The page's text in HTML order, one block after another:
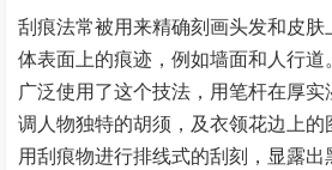
刮痕法常被用来精确刻画头发和皮
体表面上的痕迹，例如墙面和人行
广泛使用了这个技法，用笔杆在厚
调人物独特的胡须，及衣领花边上
用刮痕物进行排线式的刮刻，显露